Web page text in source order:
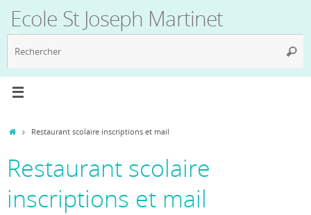
contenu
Ecole St Joseph Martinet
AccueilRestaurant scolaire inscriptions et mail
Restaurant scolaire
inscriptions et mail